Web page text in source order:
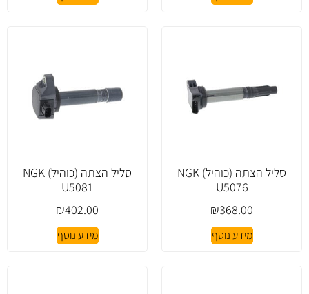
סליל הצתה (כוהיל) NGK
U5076
₪368.00
מידע נוסף
סליל הצתה (כוהיל) NGK
U5081
₪402.00
מידע נוסף